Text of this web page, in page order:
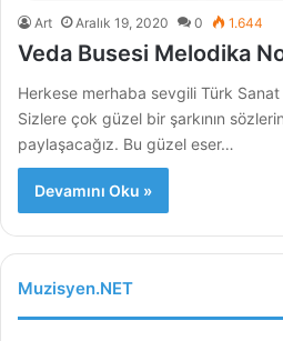
Art Aralık 19, 2020 0 1.644
Veda Busesi Melodika
Herkese merhaba sevgili Türk
Sizlere çok güzel bir şarkının
paylaşacağız. Bu güzel eser…
Devamını Oku »
Muzisyen.NET